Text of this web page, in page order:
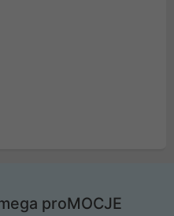
proMOCJE